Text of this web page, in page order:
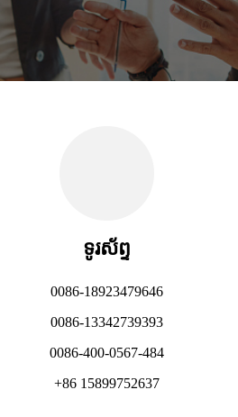
ទូរស័ព្ទ
0086-18923479646
0086-13342739393
0086-400-0567-484
+86 15899752637